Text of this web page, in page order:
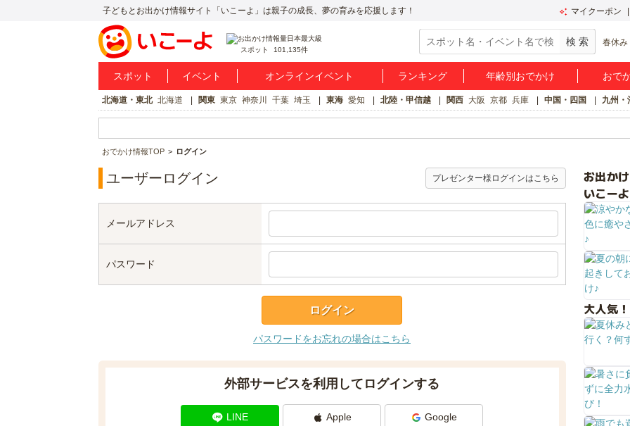
子どもとお出かけ情報サイト「いこーよ」は親子の成長、夢の育みを応援します！ マイクーポン
スポット 101,135件
春休み
スポット イベント オンラインイベント ランキング 年齢別おでかけ おで
北海道・東北 北海道 関東 東京 神奈川 千葉 埼玉 東海 愛知 北陸・甲信越 関西 大阪 京都 兵庫 中国・四国 九州・
おでかけ情報TOP ログイン
ユーザーログイン プレゼンター様ログインはこちら
メールアドレス
パスワード
パスワードをお忘れの場合はこちら
外部サービスを利用してログインする
LINE Apple Google
お出か
いこー
大人気